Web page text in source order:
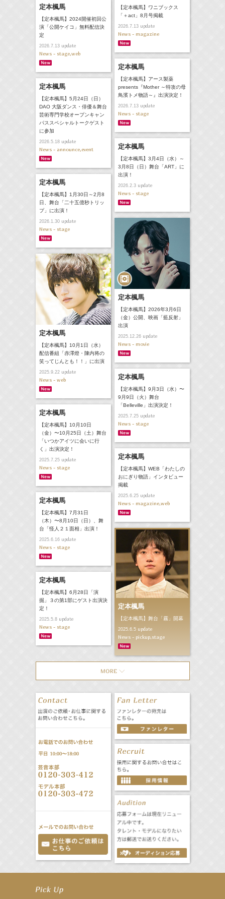
【定本楓馬】ワニブックス
「＋act」8月号掲載
2026.7.13update
News - magazine
定本楓馬
【定本楓馬】2024開催初回公
演「公開ケイコ」無料配信決
定
2026.7.13update
News - stage,web
定本楓馬
【定本楓馬】アース製薬
presents『Mother ～特攻の母
鳥濱トメ物語～』出演決定！
2026.7.13update
News - stage
定本楓馬
【定本楓馬】5月24日（日）
DAO 大阪ダンス・俳優＆舞台
芸術専門学校オープンキャン
パススペシャルトークゲスト
に参加
2026.5.18update
News - announce,event 定本楓馬
【定本楓馬】3月4日（水）～
3月8日（日）舞台「ART」に
出演！
2026.2.3update
News - stage
定本楓馬
【定本楓馬】1月30日～2月8
日、舞台「二十五億秒トリッ
プ」に出演！
2026.1.30update
News - stage
定本楓馬
【定本楓馬】2026年3月6日
（金）公開、映画「藍反射」
出演
2025.12.26update
News - movie
定本楓馬
【定本楓馬】10月1日（水）
配信番組「赤澤燈・陳内将の
笑ってじんとも！！」に出演
2025.9.22update
News - web 定本楓馬
【定本楓馬】9月3日（水）〜
9月9日（火）舞台
「Belleville」出演決定！
2025.7.25update
News - stage
定本楓馬
【定本楓馬】10月10日
（金）〜10月25日（土）舞台
「いつかアイツに会いに行
く」出演決定！
2025.7.25update
News - stage
定本楓馬
【定本楓馬】WEB「わたしの
おにぎり物語」インタビュー
掲載
2025.6.25update
News - magazine,web
定本楓馬
【定本楓馬】7月31日
（木）〜8月10日（日）、舞
台「怪人２１面相」出演！
2025.6.16update
News - stage
定本楓馬
【定本楓馬】舞台「霧」開幕
2025.6.5update
News - pickup,stage
定本楓馬
【定本楓馬】6月28日「演
掘」３の第1部にゲスト出演決
定！
2025.5.8update
News - stage
【笛木優子】8月13日（木）ドラマ『大空港〜GATE24〜』ゲスト出演決定！